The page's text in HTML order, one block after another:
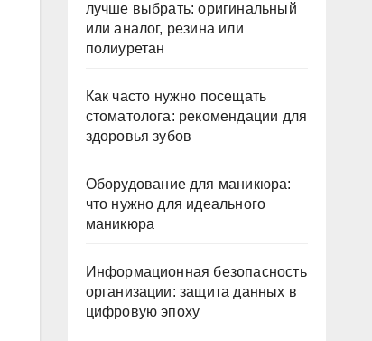
лучше выбрать: оригинальный
или аналог, резина или
полиуретан
Как часто нужно посещать
стоматолога: рекомендации для
здоровья зубов
Оборудование для маникюра:
что нужно для идеального
маникюра
Информационная безопасность
организации: защита данных в
цифровую эпоху